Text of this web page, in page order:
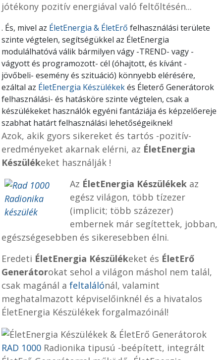
jótékony pozitív energiával való feltőltésén...
. És, mivel az ÉletEnergia & ÉletErő felhasználási területe
szinte végtelen, segítségükkel az ÉletEnergia
modulálhatóvá válik bármilyen vágy -TREND- vagy -
vágyott és programozott- cél (óhajtott, és kívánt -
jövőbeli- esemény és szituáció) könnyebb elérésére,
ezáltal az ÉletEnergia Készülékekés Életerő Generátorok
felhasználási- és hatásköre szinte végtelen, csak a
készülékeket használók egyéni fantáziája és képzelőereje
szabhat határt felhasználási lehetőségeiknek!
Azok, akik gyors sikereket és tartós -pozitív-
eredményeket akarnak elérni, az ÉletEnergia
Készülékeket használják !
Az ÉletEnergia Készülékek az
egész világon, több tízezer
(implicit; több százezer)
embernek már segítettek, jobban,
egészségesebben és sikeresebben élni.
Eredeti ÉletEnergia Készülékeket és ÉletErő
Generátorokat sehol a világon máshol nem talál,
csak magánál a feltalálónál, valamint
meghatalmazott képviselőinknél és a hivatalos
ÉletEnergia Készülékek forgalmazóinál!
RAD 1000 Radionika tipusú -beépített, integrált